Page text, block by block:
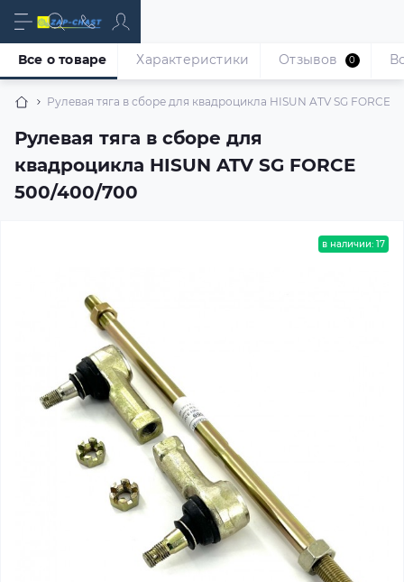
Рулевая тяга в сборе для квадроцикла HISUN ATV SG FORCE
Рулевая тяга в сборе для
квадроцикла HISUN ATV SG FORCE
500/400/700
Все о товаре Характеристики Отзывов 0
в наличии: 17